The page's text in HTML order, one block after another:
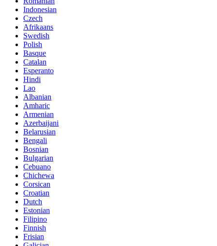
Indonesian
Czech
Afrikaans
Swedish
Polish
Basque
Catalan
Esperanto
Hindi
Lao
Albanian
Amharic
Armenian
Azerbaijani
Belarusian
Bengali
Bosnian
Bulgarian
Cebuano
Chichewa
Corsican
Croatian
Dutch
Estonian
Filipino
Finnish
Frisian